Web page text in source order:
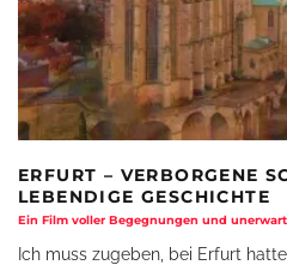
ERFURT – VERBORGENE
LEBENDIGE GESCHICHTE
Ein Film voller Begegnungen und
Ich muss zugeben, bei Erfurt